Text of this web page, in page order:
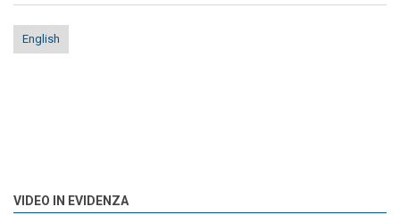
English
VIDEO IN EVIDENZA